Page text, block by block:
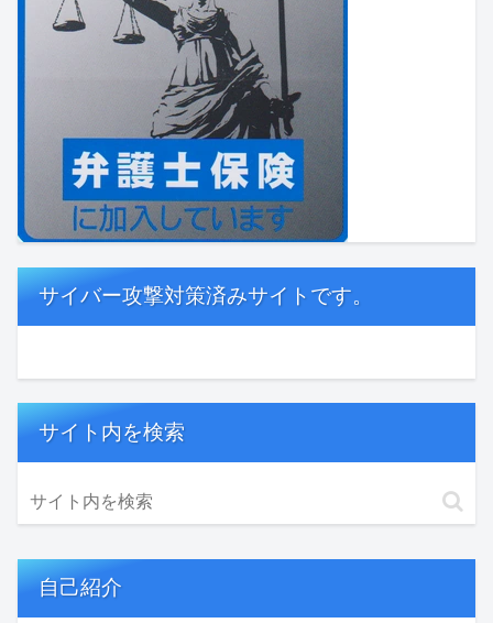
サイバー攻撃対策済みサイトです。
サイト内を検索
自己紹介